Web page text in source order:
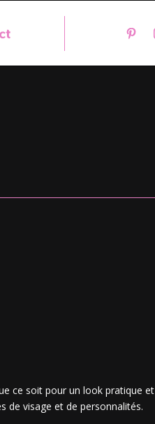
ce soit pour un look pratique et
de visage et de personnalités.